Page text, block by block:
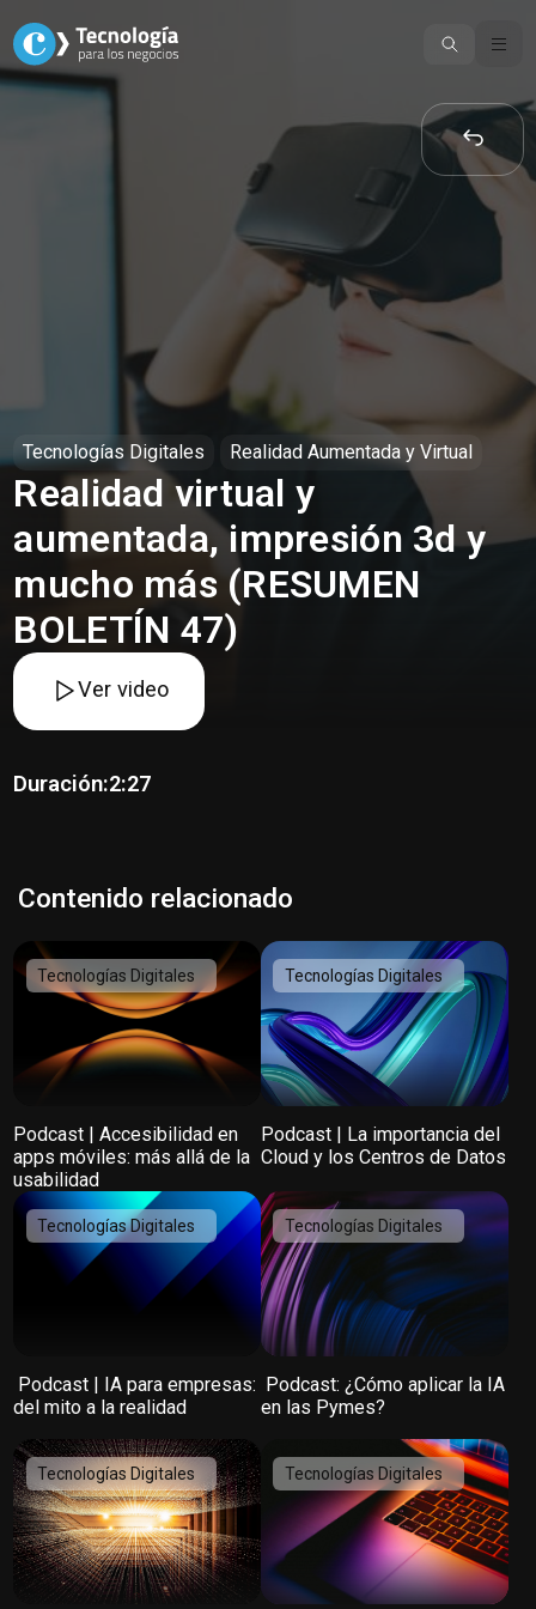
content
Tecnologías Digitales Realidad Aumentada y Virtual
Realidad virtual y
aumentada, impresión 3d y
mucho más (RESUMEN
BOLETÍN 47)
Ver video
Duración:2:27
Contenido relacionado
Tecnologías Digitales
Podcast | Accesibilidad en
apps móviles: más allá de la
usabilidad
Tecnologías Digitales
Podcast | La importancia del
Cloud y los Centros de Datos
Tecnologías Digitales
️ Podcast | IA para empresas:
del mito a la realidad
Tecnologías Digitales
️ Podcast: ¿Cómo aplicar la IA
en las Pymes?
Tecnologías Digitales Tecnologías Digitales